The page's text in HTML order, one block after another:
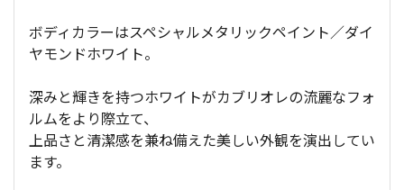
ボディカラーはスペシャルメタリックペイント／ダイ
ヤモンドホワイト。
深みと輝きを持つホワイトがカブリオレの流麗なフォ
ルムをより際立て、
上品さと清潔感を兼ね備えた美しい外観を演出してい
ます。